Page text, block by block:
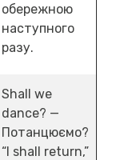
обережною
наступного
разу.
Shall we
dance? —
Потанцюємо?
“I shall return,”